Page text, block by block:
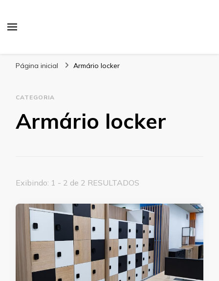
Página inicial Armário locker
CATEGORIA
Armário locker
Exibindo: 1 - 2 de 2 RESULTADOS